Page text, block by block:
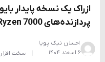
ازراک یک نسخه پایدار
پردازنده‌های Ryzen 7000 و Ryzen 9000 منتشر کرد
احسان نیک پویا
۶ اسفند ۱۴۰۴
سخت افزار